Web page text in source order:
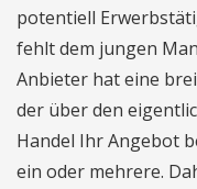
potentiell
fehlt dem jungen
Anbieter hat eine
der über den
Handel Ihr Angebot
ein oder mehrere.